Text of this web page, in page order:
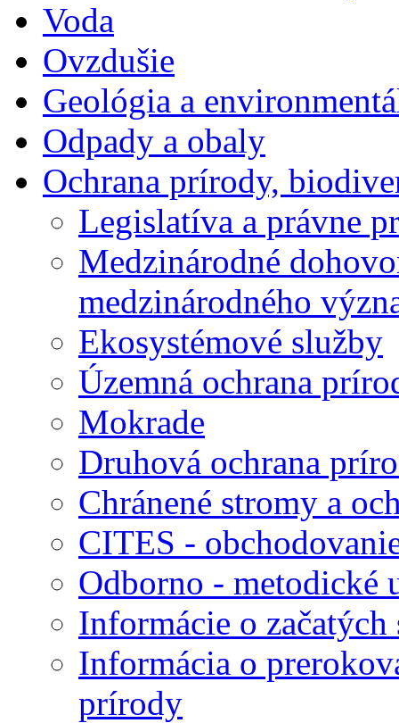
Voda
Ovzdušie
Geológia a
Odpady a obaly
Ochrana prírody,
Legislatíva a právne
Medzinárodné
medzinárodného
Ekosystémové služby
Územná ochrana
Mokrade
Druhová ochrana
Chránené stromy a
CITES -
Odborno - metodické
Informácie o
Informácia o
prírody